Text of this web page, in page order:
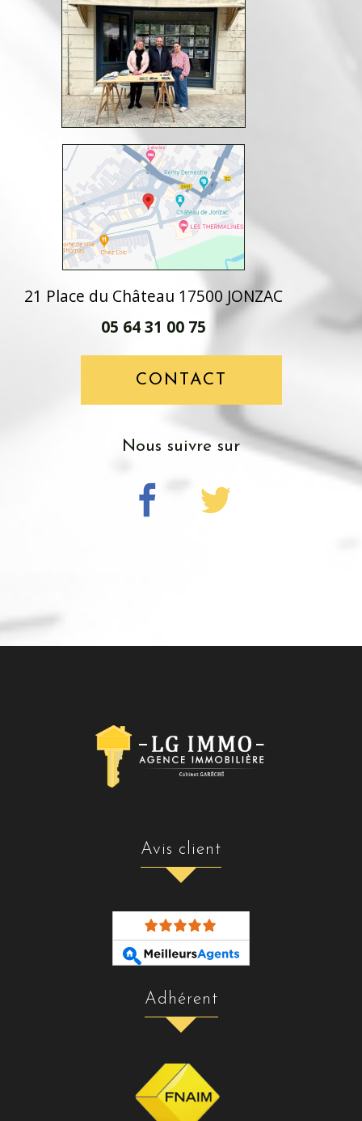
21 Place du Château 17500 JONZAC
05 64 31 00 75
CONTACT
nous suivre sur
avis client
adhérent